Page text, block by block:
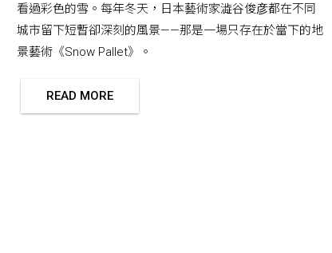
看過彩色的雪。每年冬天，日本藝術家澁谷俊彦都在不同
城市留下短暫卻深刻的風景——那是一場只存在於當下的地
景藝術《Snow Pallet》。
READ MORE